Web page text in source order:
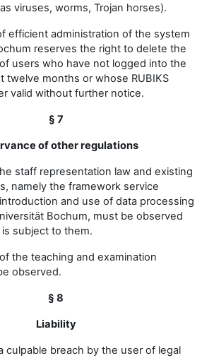
viruses, worms, Trojan horses).
efficient administration of the system
reserves the right to delete the
users who have not logged into the
twelve months or whose RUBIKS
valid without further notice.
§ 7
of other regulations
staff representation law and existing
namely the framework service
and use of data processing
Bochum, must be observed
subject to them.
the teaching and examination
observed.
§ 8
Liability
culpable breach by the user of legal